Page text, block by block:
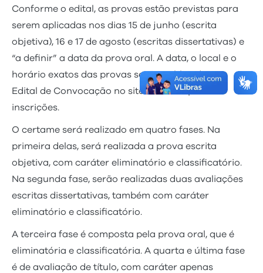
Conforme o edital, as provas estão previstas para
serem aplicadas nos dias 15 de junho (escrita
objetiva), 16 e 17 de agosto (escritas dissertativas) e
“a definir” a data da prova oral. A data, o local e o
horário exatos das provas serão publicados no
Edital de Convocação no site da FCC após as
inscrições.
O certame será realizado em quatro fases. Na
primeira delas, será realizada a prova escrita
objetiva, com caráter eliminatório e classificatório.
Na segunda fase, serão realizadas duas avaliações
escritas dissertativas, também com caráter
eliminatório e classificatório.
A terceira fase é composta pela prova oral, que é
eliminatória e classificatória. A quarta e última fase
é de avaliação de título, com caráter apenas